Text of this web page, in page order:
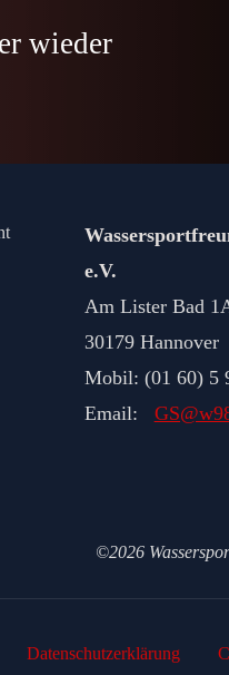
wieder
e.V.
Am Lister Bad
30179 Hannover
Mobil: (01 60) 5
Email:
©2026
Datenschutz­erklärung